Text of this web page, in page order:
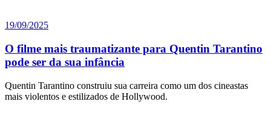
19/09/2025
O filme mais traumatizante para Quentin Tarantino
pode ser da sua infância
Quentin Tarantino construiu sua carreira como um dos cineastas
mais violentos e estilizados de Hollywood.